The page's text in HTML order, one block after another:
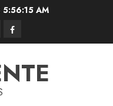
5:56:16 AM
Facebook